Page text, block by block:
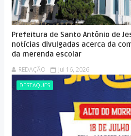
Prefeitura de Santo Antônio de
notícias divulgadas acerca da
da merenda escolar
REDAÇÃO Jul 16, 2026
DESTAQUES